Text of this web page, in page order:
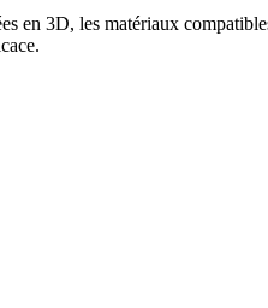
en 3D, les matériaux